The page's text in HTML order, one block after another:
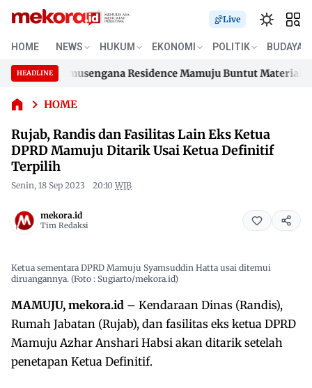
Live
HOME NEWS HUKUM EKONOMI POLITIK BUDAYA
HEADLINESamusengana Residence Mamuju Buntut Material 200
Samusengana Residence Mamuju Buntut Material 200
HOME
Rujab,
dan
Lain Eks
DPRD
Ditarik
Usai
Ketua
Definitif
Terpilih
Rujab, Randis dan Fasilitas Lain Eks Ketua
DPRD Mamuju Ditarik Usai Ketua Definitif
Terpilih
Senin, 18 Sep 2023 20:10 WIB
mekora.id
Tim Redaksi
Ketua sementara DPRD Mamuju Syamsuddin Hatta usai ditemui
diruangannya. (Foto : Sugiarto/mekora.id)
MAMUJU, mekora.id – Kendaraan Dinas (Randis),
Rumah Jabatan (Rujab), dan fasilitas eks ketua DPRD
Mamuju Azhar Anshari Habsi akan ditarik setelah
penetapan Ketua Definitif.